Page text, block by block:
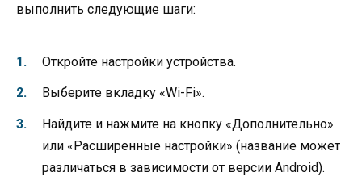
выполнить следующие шаги:
Откройте настройки устройства.
Выберите вкладку «Wi-Fi».
Найдите и нажмите на кнопку «Дополнительно»
или «Расширенные настройки» (название может
различаться в зависимости от версии Android).